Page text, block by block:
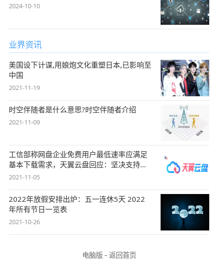
2024-10-10
业界资讯
美国设下计谋,用娘炮文化重塑日本,已影响至
中国
2021-11-19
时空伴随者是什么意思?时空伴随者介绍
2021-11-09
工信部称网盘企业免费用户最低速率应满足
基本下载需求，天翼云盘回应：坚决支持，
始终
2021-11-05
2022年放假安排出炉：五一连休5天 2022
年所有节日一览表
2021-10-26
电脑版- 返回首页